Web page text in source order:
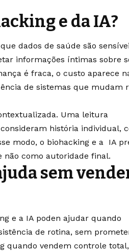
e da IA?
dados de saúde são
informações íntimas sobre
é fraca, o custo aparece
de sistemas que mudam
Uma leitura
história individual,
modo, o biohacking e a IA
não como autoridade final.
sem
e a IA poden ajudar quando
de rotina, sem
quando vendem controle